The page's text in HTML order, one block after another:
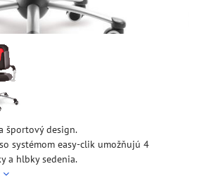
športový design.
systémom easy-clik umožňujú 4
a hlbky sedenia.